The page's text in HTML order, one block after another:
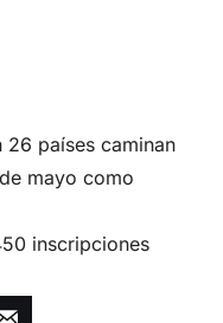
26 países caminan
mayo como
inscripciones